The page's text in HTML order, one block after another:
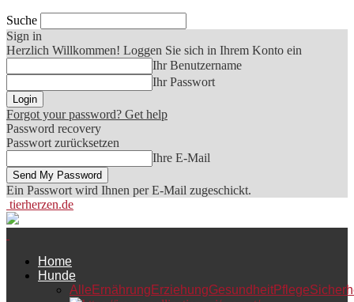
Suche
Sign in
Herzlich Willkommen! Loggen Sie sich in Ihrem Konto ein
Ihr Benutzername
Ihr Passwort
Forgot your password? Get help
Password recovery
Passwort zurücksetzen
Ihre E-Mail
Ein Passwort wird Ihnen per E-Mail zugeschickt.
tierherzen.de
Home
Hunde
Alle Ernährung ErziehungGesundheitPflege